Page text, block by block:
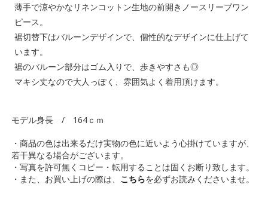
薄手で涼やかなリネンコットン生地の前開きノースリーブワン
ピース。
裾切替下はバルーンデザインで、個性的なデザインに仕上げて
います。
裾のバルーン部分はゴム入りで、歩きやすさも◎
マキシ丈なので大人っぽく、雰囲気よく着用頂けます。
モデル身長 / 164ｃｍ
・商品の色は出来るだけ実物の色に近いよう心掛けていますが、
若干異なる場合がございます。
・写真を許可無くコピー・転用することは固くお断り致します。
・また、お買い上げの際は、 こちらを必ずお読みくださいませ。